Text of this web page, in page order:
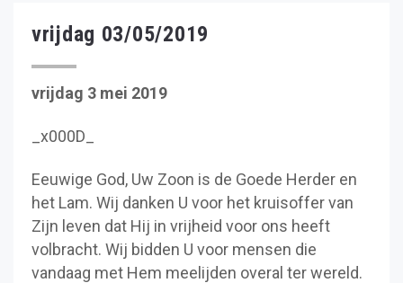
vrijdag 03/05/2019
vrijdag 3 mei 2019
_x000D_
Eeuwige God, Uw Zoon is de Goede Herder en
het Lam. Wij danken U voor het kruisoffer van
Zijn leven dat Hij in vrijheid voor ons heeft
volbracht. Wij bidden U voor mensen die
vandaag met Hem meelijden overal ter wereld.